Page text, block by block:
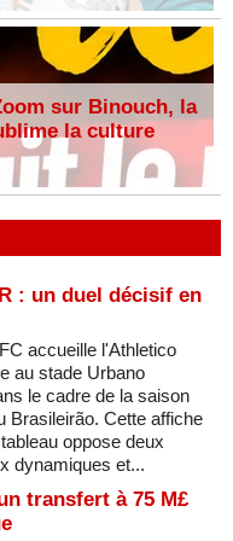
sur Binouch, la
la culture
: un duel décisif en
accueille l'Athletico
au stade Urbano
le cadre de la saison
Brasileirão. Cette affiche
oppose deux
dynamiques et...
transfert à 75 M£